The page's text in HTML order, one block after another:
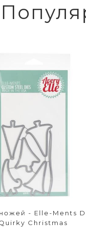
- Elle-Ments
Christmas